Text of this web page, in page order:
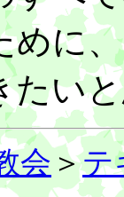
めに
たい
会 ＞テ